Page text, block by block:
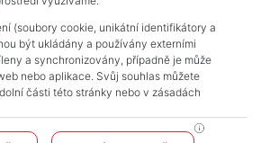
podmínky
osobních údajů
Realitní kanceláře
Kontakt
Zpracování cookies
KONTAKT
(soubory cookie, unikátní identifikátory a
být ukládány a používány externími
a synchronizovány, případně je může
nebo aplikace. Svůj souhlas můžete
části této stránky nebo v zásadách